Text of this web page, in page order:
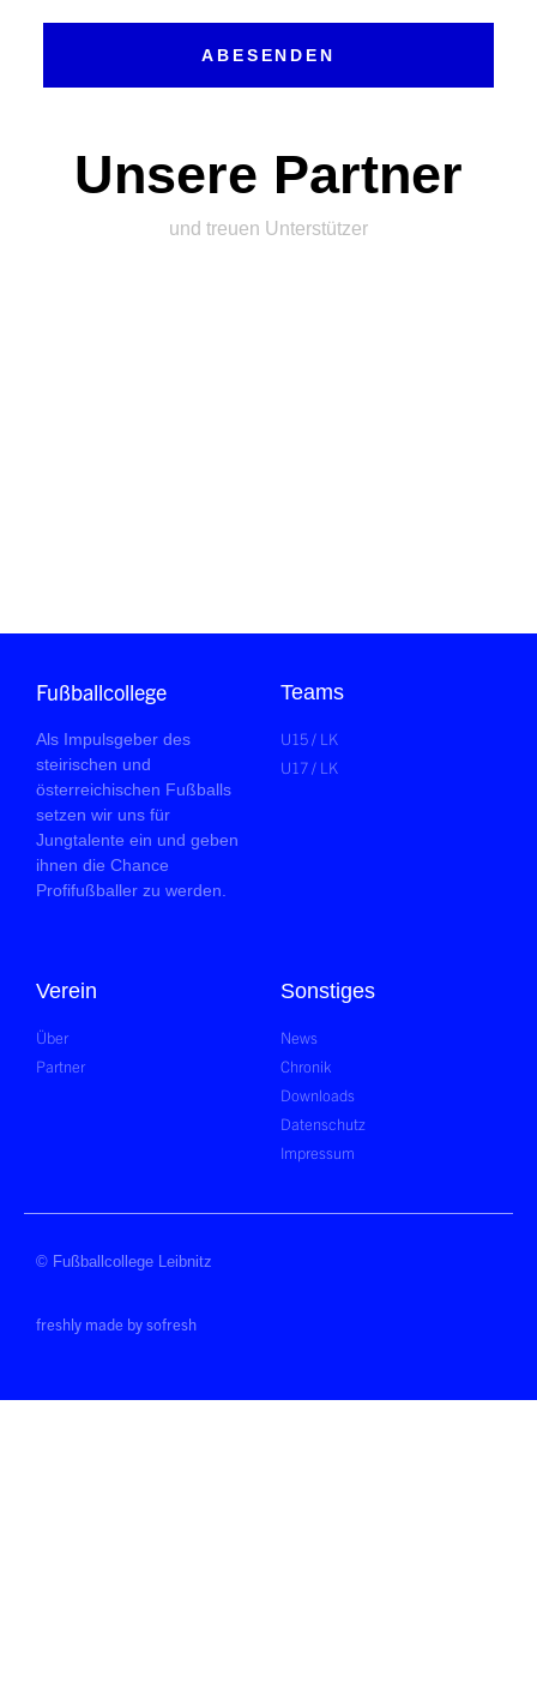
ABESENDEN
Unsere Partner
und treuen Unterstützer
Fußballcollege
Als Impulsgeber des
steirischen und
österreichischen Fußballs
setzen wir uns für
Jungtalente ein und geben
ihnen die Chance
Profifußballer zu werden.
Teams
U15 / LK
U17 / LK
Verein
Über
Partner
Sonstiges
News
Chronik
Downloads
Datenschutz
Impressum
© Fußballcollege Leibnitz
freshly made by sofresh